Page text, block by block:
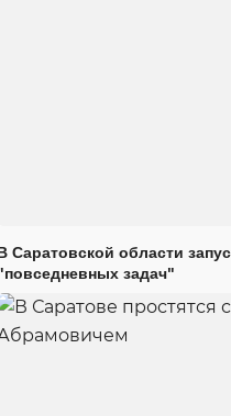
Саратовской области
задач"